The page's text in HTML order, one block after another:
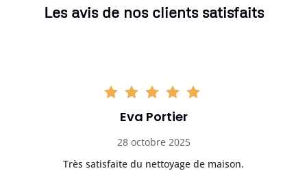
Les avis de nos clients satisfaits
Eva Portier
28 octobre 2025
Très satisfaite du nettoyage de maison.